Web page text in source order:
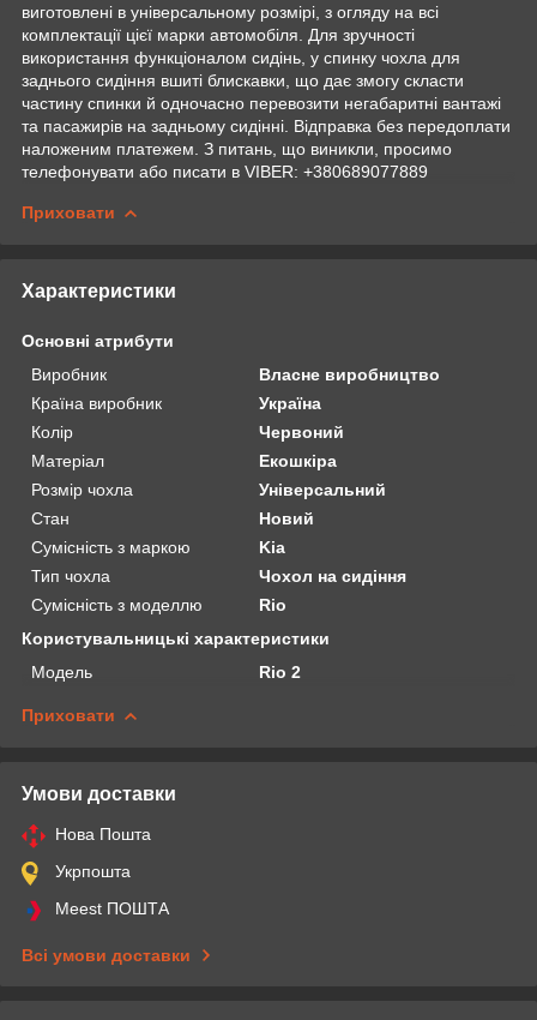
виготовлені в універсальному розмірі, з огляду на всі
комплектації цієї марки автомобіля. Для зручності
використання функціоналом сидінь, у спинку чохла для
заднього сидіння вшиті блискавки, що дає змогу скласти
частину спинки й одночасно перевозити негабаритні вантажі
та пасажирів на задньому сидінні. Відправка без передоплати
наложеним платежем. З питань, що виникли, просимо
телефонувати або писати в VIBER: +380689077889
Приховати
Характеристики
Основні атрибути
Виробник
Власне виробництво
Країна виробник
Україна
Колір
Червоний
Матеріал
Екошкіра
Розмір чохла
Універсальний
Стан
Новий
Сумісність з маркою
Kia
Тип чохла
Чохол на сидіння
Сумісність з моделлю
Rio
Користувальницькі характеристики
Мoдель
Rio 2
Приховати
Умови доставки
Нова Пошта
Укрпошта
Meest ПОШТА
Всі умови доставки